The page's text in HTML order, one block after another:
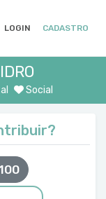
LOGIN CADASTRO
Social